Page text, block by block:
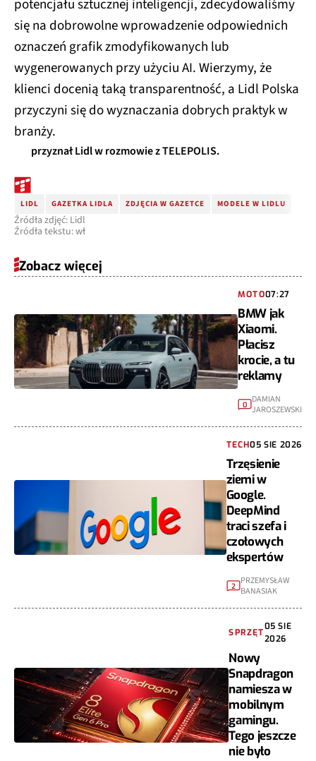
potencjału sztucznej inteligencji, zdecydowaliśmy
się na dobrowolne wprowadzenie odpowiednich
oznaczeń grafik zmodyfikowanych lub
wygenerowanych przy użyciu AI. Wierzymy, że
klienci docenią taką transparentność, a Lidl Polska
przyczyni się do wyznaczania dobrych praktyk w
branży.
przyznał Lidl w rozmowie z TELEPOLIS.
LIDL GAZETKA LIDLA ZDJĘCIA W GAZETCE MODELE W LIDLU
Źródła zdjęć: Lidl
Źródła tekstu: wł
Zobacz więcej
MOTO07:27
BMW jak
Xiaomi.
Płacisz
krocie, a tu
reklamy
0
DAMIAN
JAROSZEWSKI
TECH05 SIE 2026
Trzęsienie
ziemi w
Google.
DeepMind
traci szefa i
czołowych
ekspertów
2 PRZEMYSŁAW
BANASIAK
SPRZĘT
05 SIE
2026
Nowy
Snapdragon
namiesza w
mobilnym
gamingu.
Tego jeszcze
nie było